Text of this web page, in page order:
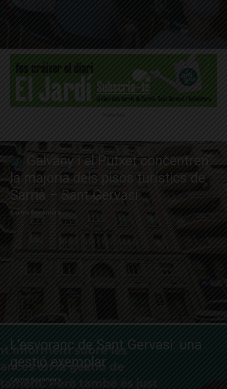
Publicitat
Galvany i el Putxet concentren
la majoria dels pisos turístics de
Sarrià – Sant Gervasi
Carme Rocamora
L’esvoranc de Sant Gervasi: una
gestió exemplar
Carme Rocamora